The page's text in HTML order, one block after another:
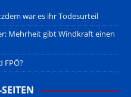
war es ihr Todesurteil
Mehrheit gibt Windkraft einen
FPÖ?